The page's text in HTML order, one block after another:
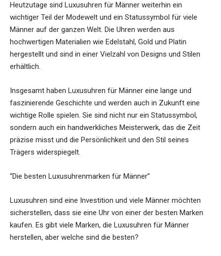
Heutzutage sind Luxusuhren für Männer weiterhin ein
wichtiger Teil der Modewelt und ein Statussymbol für viele
Männer auf der ganzen Welt. Die Uhren werden aus
hochwertigen Materialien wie Edelstahl, Gold und Platin
hergestellt und sind in einer Vielzahl von Designs und Stilen
erhältlich.
Insgesamt haben Luxusuhren für Männer eine lange und
faszinierende Geschichte und werden auch in Zukunft eine
wichtige Rolle spielen. Sie sind nicht nur ein Statussymbol,
sondern auch ein handwerkliches Meisterwerk, das die Zeit
präzise misst und die Persönlichkeit und den Stil seines
Trägers widerspiegelt.
“Die besten Luxusuhrenmarken für Männer”
Luxusuhren sind eine Investition und viele Männer möchten
sicherstellen, dass sie eine Uhr von einer der besten Marken
kaufen. Es gibt viele Marken, die Luxusuhren für Männer
herstellen, aber welche sind die besten?